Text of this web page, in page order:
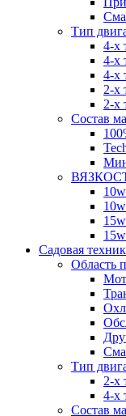
Тип
4-х
4-х
4-х
2-х
2-х
Состав
Садовая
Область
Тип
2-х
4-х
Состав